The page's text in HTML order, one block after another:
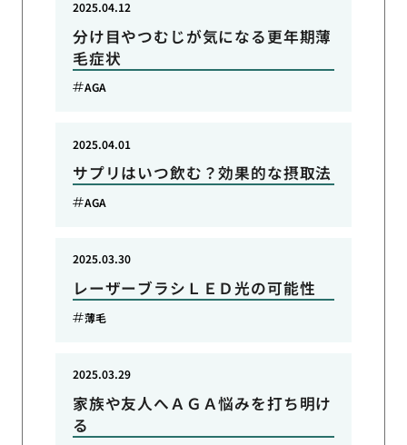
分け目やつむじが気になる更年期薄
毛症状
2025.04.12
AGA
サプリはいつ飲む？効果的な摂取法
2025.04.01
AGA
レーザーブラシＬＥＤ光の可能性
2025.03.30
薄毛
家族や友人へＡＧＡ悩みを打ち明け
る
2025.03.29